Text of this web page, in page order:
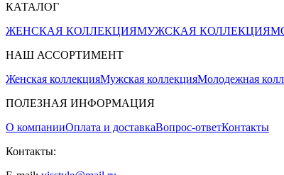
КАТАЛОГ
ЖЕНСКАЯ КОЛЛЕКЦИЯМУЖСКАЯ КОЛЛЕКЦИЯ
НАШ АССОРТИМЕНТ
Женская коллекцияМужская коллекцияМолодежная
ПОЛЕЗНАЯ ИНФОРМАЦИЯ
О компанииОплата и доставкаВопрос-ответКонтакты
Контакты: